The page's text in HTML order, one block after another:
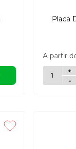
Placa
A partir
-
+